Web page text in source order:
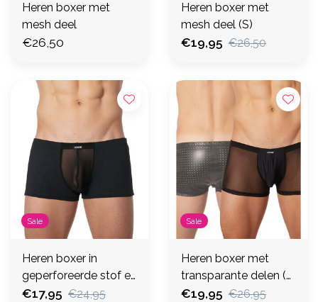
Heren boxer met
mesh deel
€26,50
Heren boxer met
mesh deel (S)
€19,95 €26,50
Sale
Heren boxer in
geperforeerde stof en
tulle (S)
€17,95 €24,95
Sale
Heren boxer met
transparante delen (S
)
€19,95 €26,95